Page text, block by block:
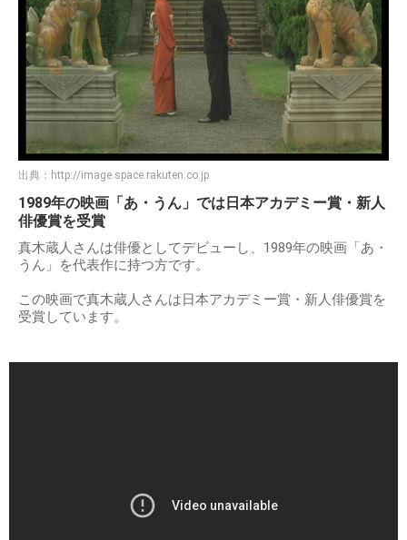
出典： http://image.space.rakuten.co.jp
1989年の映画「あ・うん」では日本アカデミー賞・新人
俳優賞を受賞
真木蔵人さんは俳優としてデビューし、1989年の映画「あ・
うん」を代表作に持つ方です。
この映画で真木蔵人さんは日本アカデミー賞・新人俳優賞を
受賞しています。